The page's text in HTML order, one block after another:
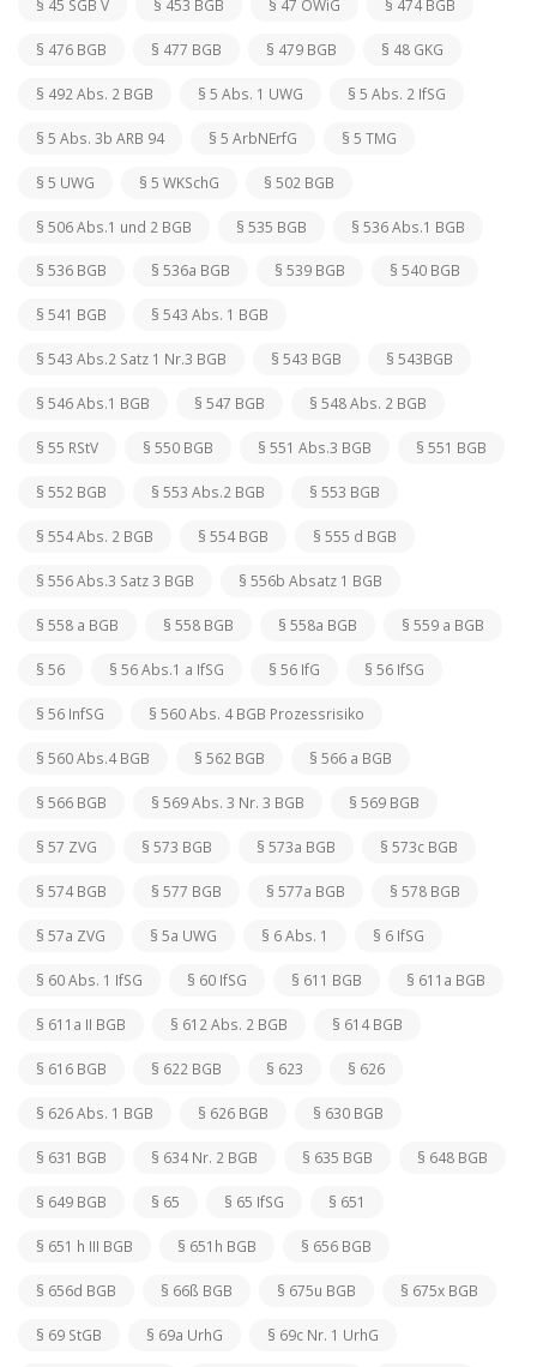
§ 45 SGB V § 453 BGB § 47 OWiG § 474 BGB
§ 476 BGB § 477 BGB § 479 BGB § 48 GKG
§ 492 Abs. 2 BGB § 5 Abs. 1 UWG § 5 Abs. 2 IfSG
§ 5 Abs. 3b ARB 94 § 5 ArbNErfG § 5 TMG
§ 5 UWG § 5 WKSchG § 502 BGB
§ 506 Abs.1 und 2 BGB § 535 BGB § 536 Abs.1 BGB
§ 536 BGB § 536a BGB § 539 BGB § 540 BGB
§ 541 BGB § 543 Abs. 1 BGB
§ 543 Abs.2 Satz 1 Nr.3 BGB § 543 BGB § 543BGB
§ 546 Abs.1 BGB § 547 BGB § 548 Abs. 2 BGB
§ 55 RStV § 550 BGB § 551 Abs.3 BGB § 551 BGB
§ 552 BGB § 553 Abs.2 BGB § 553 BGB
§ 554 Abs. 2 BGB § 554 BGB § 555 d BGB
§ 556 Abs.3 Satz 3 BGB § 556b Absatz 1 BGB
§ 558 a BGB § 558 BGB § 558a BGB § 559 a BGB
§ 56 § 56 Abs.1 a IfSG § 56 IfG § 56 IfSG
§ 56 InfSG § 560 Abs. 4 BGB Prozessrisiko
§ 560 Abs.4 BGB § 562 BGB § 566 a BGB
§ 566 BGB § 569 Abs. 3 Nr. 3 BGB § 569 BGB
§ 57 ZVG § 573 BGB § 573a BGB § 573c BGB
§ 574 BGB § 577 BGB § 577a BGB § 578 BGB
§ 57a ZVG § 5a UWG § 6 Abs. 1 § 6 IfSG
§ 60 Abs. 1 IfSG § 60 IfSG § 611 BGB § 611a BGB
§ 611a II BGB § 612 Abs. 2 BGB § 614 BGB
§ 616 BGB § 622 BGB § 623 § 626
§ 626 Abs. 1 BGB § 626 BGB § 630 BGB
§ 631 BGB § 634 Nr. 2 BGB § 635 BGB § 648 BGB
§ 649 BGB § 65 § 65 IfSG § 651
§ 651 h III BGB § 651h BGB § 656 BGB
§ 656d BGB § 66ß BGB § 675u BGB § 675x BGB
§ 69 StGB § 69a UrhG § 69c Nr. 1 UrhG